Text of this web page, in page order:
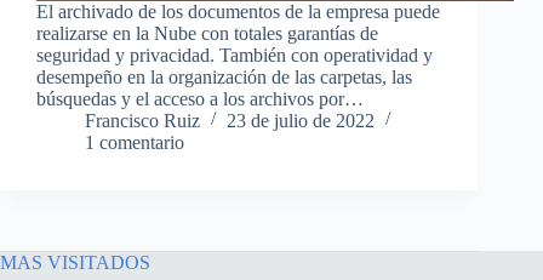
El archivado de los documentos de la empresa puede
realizarse en la Nube con totales garantías de
seguridad y privacidad. También con operatividad y
desempeño en la organización de las carpetas, las
búsquedas y el acceso a los archivos por…
Francisco Ruiz
23 de julio de 2022
1 comentario
MAS VISITADOS